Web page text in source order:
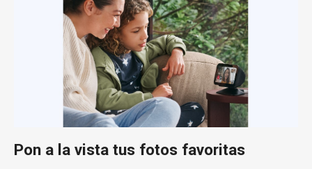
Pon a la vista tus fotos favoritas